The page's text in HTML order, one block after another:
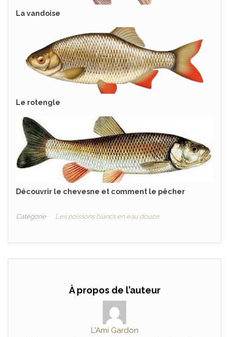
La vandoise
Le rotengle
Découvrir le chevesne et comment le pêcher
Catégorie Les poissons blancs en eau douce
À propos de l’auteur
L'Ami Gardon